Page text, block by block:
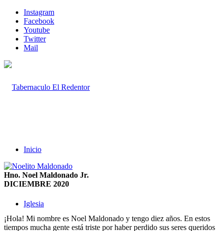
Instagram
Facebook
Youtube
Twitter
Mail
Inicio
Iglesia
Hno. Noel Maldonado Jr.
DICIEMBRE 2020
¡Hola! Mi nombre es Noel Maldonado y tengo diez años. En estos
tiempos mucha gente está triste por haber perdido sus seres queridos